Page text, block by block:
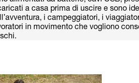
a casa prima di uscire e sono
i campeggiatori, i
in movimento che vogliono